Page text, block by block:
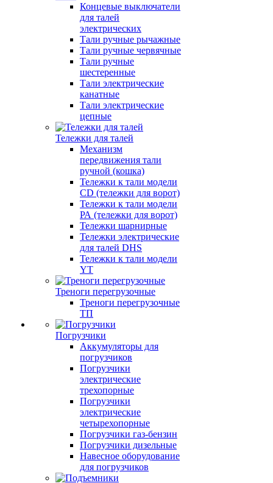
Концевые выключатели
для талей
электрических
Тали ручные рычажные
Тали ручные червячные
Тали ручные
шестеренные
Тали электрические
канатные
Тали электрические
цепные
Тележки для талей
Механизм
передвижения тали
ручной (кошка)
Тележки к тали модели
CD (тележки для ворот)
Тележки к тали модели
РА (тележки для ворот)
Тележки шарнирные
Тележки электрические
для талей DHS
Тележки к тали модели
YT
Треноги перегрузочные
Треноги перегрузочные
ТП
Погрузчики
Аккумуляторы для
погрузчиков
Погрузчики
электрические
трехопорные
Погрузчики
электрические
четырехопорные
Погрузчики газ-бензин
Погрузчики дизельные
Навесное оборудование
для погрузчиков